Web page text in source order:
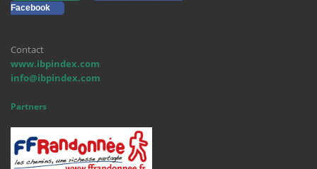
Facebook
Contact
www.ibpindex.com
info@ibpindex.com
Partners